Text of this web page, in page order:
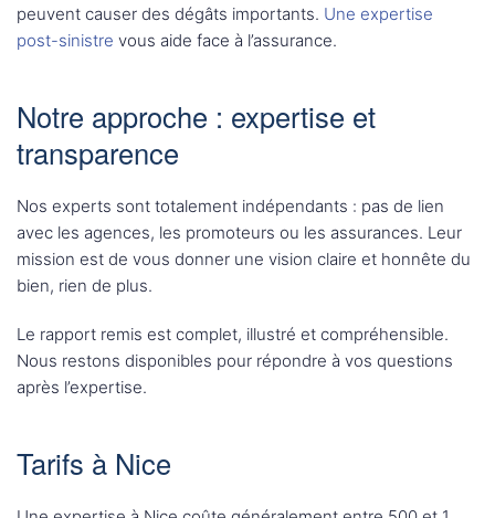
peuvent causer des dégâts importants. Une expertise
post-sinistre vous aide face à l’assurance.
Notre approche : expertise et
transparence
Nos experts sont totalement indépendants : pas de lien
avec les agences, les promoteurs ou les assurances. Leur
mission est de vous donner une vision claire et honnête du
bien, rien de plus.
Le rapport remis est complet, illustré et compréhensible.
Nous restons disponibles pour répondre à vos questions
après l’expertise.
Tarifs à Nice